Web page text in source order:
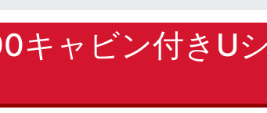
キャビン付きU